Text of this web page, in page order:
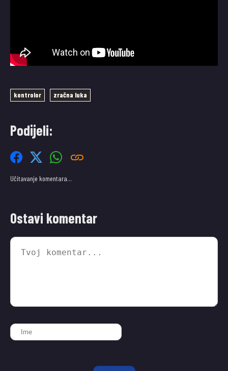
kontrolor zračna luka
Podijeli:
Učitavanje komentara…
Ostavi komentar